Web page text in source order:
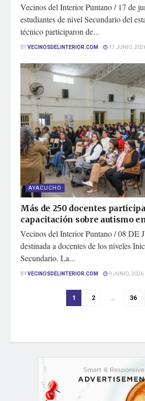
Vecinos del Interior Puntano / 17 de
estudiantes de nivel Secundario del
técnico participaron de...
BYVECINOSDELINTERIOR.COM 17 JUNIO,
AYACUCHO
Más de 250 docentes
capacitación sobre autismo
Vecinos del Interior Puntano / 08 DE
destinada a docentes de los niveles
Secundario. La...
BYVECINOSDELINTERIOR.COM 9 JUNIO, 2026
1 2 … 36